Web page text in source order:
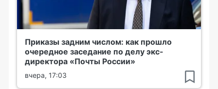
Приказы задним числом: как прошло
очередное заседание по делу экс-
директора «Почты России»
вчера, 17:03